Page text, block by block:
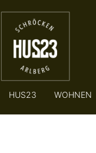
HUS23 WOHNEN